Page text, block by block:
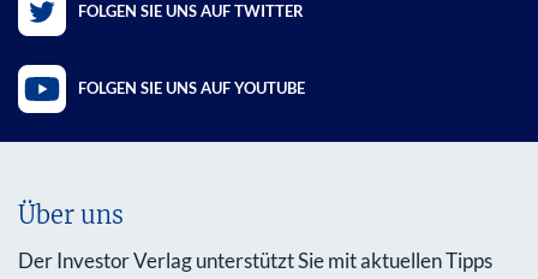
FOLGEN SIE UNS AUF TWITTER
FOLGEN SIE UNS AUF YOUTUBE
Über uns
Der Investor Verlag unterstützt Sie mit aktuellen Tipps